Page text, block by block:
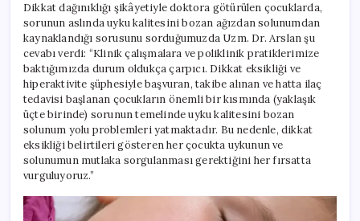
Dikkat dağınıklığı şikâyetiyle doktora götürülen çocuklarda,
sorunun aslında uyku kalitesini bozan ağızdan solunumdan
kaynaklandığı sorusunu sorduğumuzda Uzm. Dr. Arslan şu
cevabı verdi: “Klinik çalışmalara ve poliklinik pratiklerimize
baktığımızda durum oldukça çarpıcı. Dikkat eksikliği ve
hiperaktivite şüphesiyle başvuran, takibe alınan ve hatta ilaç
tedavisi başlanan çocukların önemli bir kısmında (yaklaşık
üçte birinde) sorunun temelinde uyku kalitesini bozan
solunum yolu problemleri yatmaktadır. Bu nedenle, dikkat
eksikliği belirtileri gösteren her çocukta uykunun ve
solunumun mutlaka sorgulanması gerektiğini her fırsatta
vurguluyoruz.”